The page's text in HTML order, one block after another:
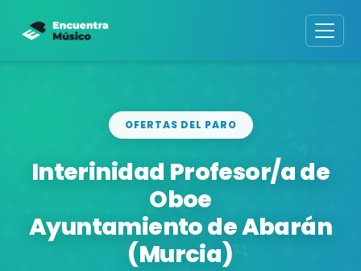
OFERTAS DEL PARO
Interinidad Profesor/a de
Oboe
Ayuntamiento de Abarán
(Murcia)